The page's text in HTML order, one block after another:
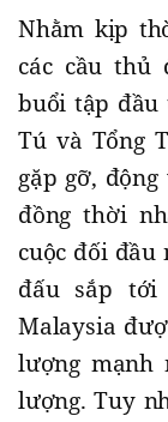
Nhằm kịp
các cầu thủ
buổi tập đầu
Tú và Tổng
gặp gỡ,
đồng thời
cuộc đối đầu
đấu sắp
Malaysia
lượng mạnh
lượng. Tuy